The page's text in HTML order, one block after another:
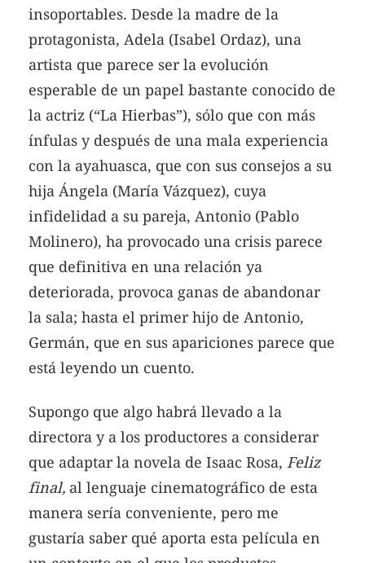
insoportables. Desde la madre de la
protagonista, Adela (Isabel Ordaz), una
artista que parece ser la evolución
esperable de un papel bastante conocido de
la actriz (“La Hierbas”), sólo que con más
ínfulas y después de una mala experiencia
con la ayahuasca, que con sus consejos a su
hija Ángela (María Vázquez), cuya
infidelidad a su pareja, Antonio (Pablo
Molinero), ha provocado una crisis parece
que definitiva en una relación ya
deteriorada, provoca ganas de abandonar
la sala; hasta el primer hijo de Antonio,
Germán, que en sus apariciones parece que
está leyendo un cuento.
Supongo que algo habrá llevado a la
directora y a los productores a considerar
que adaptar la novela de Isaac Rosa, Feliz
final, al lenguaje cinematográfico de esta
manera sería conveniente, pero me
gustaría saber qué aporta esta película en